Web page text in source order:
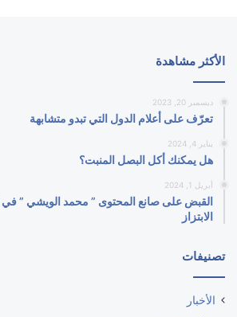
الأكثر مشاهدة
ديسمبر 20, 2023
تعرّف على أعلام الدول التي تبدو متشابهة
يناير 4, 2024
هل يمكنك أكل البصل المنبت؟
أبريل 1, 2024
القبض على صانع المحتوى ” محمد الويشي ” في
الابتزاز
تصنيفات
الأخبار